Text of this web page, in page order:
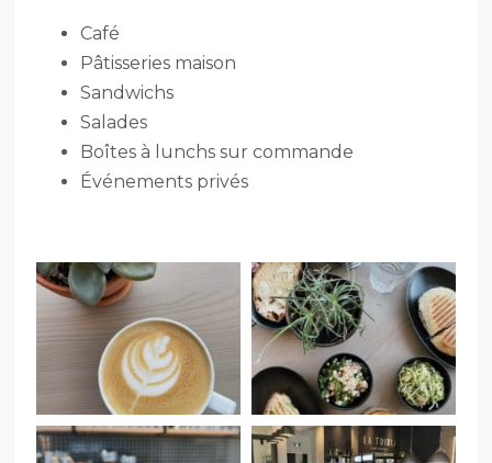
Café
Pâtisseries maison
Sandwichs
Salades
Boîtes à lunchs sur commande
Événements privés